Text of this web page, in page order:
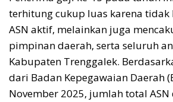
terhitung cukup luas karena tidak
ASN aktif, melainkan juga
pimpinan daerah, serta seluruh
Kabupaten Trenggalek.
dari Badan Kepegawaian Daerah
November 2025, jumlah total